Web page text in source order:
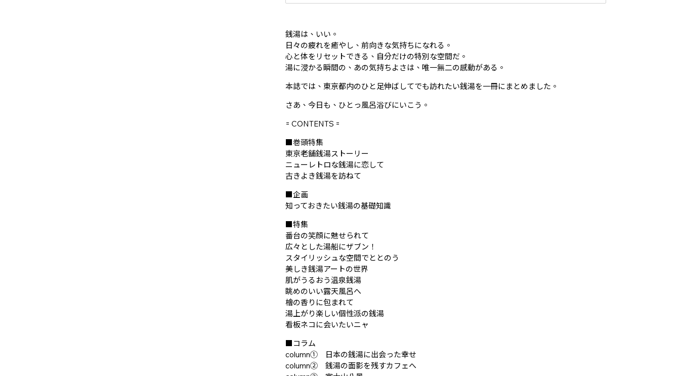
銭湯は、いい。
日々の疲れを癒やし、前向きな気持ちになれる。
心と体をリセットできる、自分だけの特別な空間だ。
湯に浸かる瞬間の、あの気持ちよさは、唯一無二の感動がある。
本誌では、東京都内のひと足伸ばしてでも訪れたい銭湯を一冊にまとめました。
さあ、今日も、ひとっ風呂浴びにいこう。
= CONTENTS =
■巻頭特集
東京老舗銭湯ストーリー
ニューレトロな銭湯に恋して
古きよき銭湯を訪ねて
■企画
知っておきたい銭湯の基礎知識
■特集
番台の笑顔に魅せられて
広々とした湯船にザブン！
スタイリッシュな空間でととのう
美しき銭湯アートの世界
肌がうるおう温泉銭湯
眺めのいい露天風呂へ
檜の香りに包まれて
湯上がり楽しい個性派の銭湯
看板ネコに会いたいニャ
■コラム
column① 日本の銭湯に出会った幸せ
column② 銭湯の面影を残すカフェへ